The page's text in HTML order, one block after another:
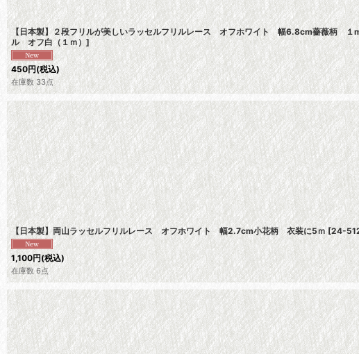
【日本製】２段フリルが美しいラッセルフリルレース オフホワイト 幅6.8cm薔薇柄
ル オフ白（１ｍ） ]
450円(税込)
在庫数 33点
【日本製】両山ラッセルフリルレース オフホワイト 幅2.7cm小花柄 衣装に5ｍ [24-
1,100円(税込)
在庫数 6点